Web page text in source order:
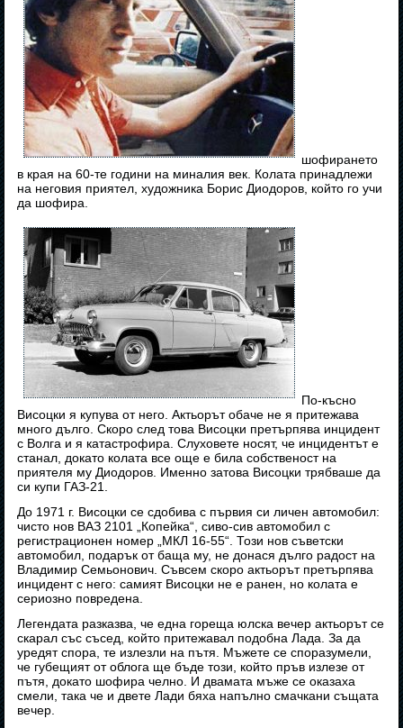
шофирането
в края на 60-те години на миналия век. Колата принадлежи
на неговия приятел, художника Борис Диодоров, който го учи
да шофира.
По-късно
Висоцки я купува от него. Актьорът обаче не я притежава
много дълго. Скоро след това Висоцки претърпява инцидент
с Волга и я катастрофира. Слуховете носят, че инцидентът е
станал, докато колата все още е била собственост на
приятеля му Диодоров. Именно затова Висоцки трябваше да
си купи ГАЗ-21.
До 1971 г. Висоцки се сдобива с първия си личен автомобил:
чисто нов ВАЗ 2101 „Копейка“, сиво-сив автомобил с
регистрационен номер „МКЛ 16-55“. Този нов съветски
автомобил, подарък от баща му, не донася дълго радост на
Владимир Семьонович. Съвсем скоро актьорът претърпява
инцидент с него: самият Висоцки не е ранен, но колата е
сериозно повредена.
Легендата разказва, че една гореща юлска вечер актьорът се
скарал със съсед, който притежавал подобна Лада. За да
уредят спора, те излезли на пътя. Мъжете се споразумели,
че губещият от облога ще бъде този, който пръв излезе от
пътя, докато шофира челно. И двамата мъже се оказаха
смели, така че и двете Лади бяха напълно смачкани същата
вечер.